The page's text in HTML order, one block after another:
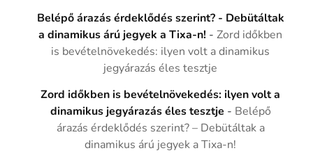
Belépő árazás érdeklődés szerint? - Debütáltak
a dinamikus árú jegyek a Tixa-n! -Zord időkben
is bevételnövekedés: ilyen volt a dinamikus
jegyárazás éles tesztje
Zord időkben is bevételnövekedés: ilyen volt a
dinamikus jegyárazás éles tesztje - Belépő
árazás érdeklődés szerint? – Debütáltak a
dinamikus árú jegyek a Tixa-n!